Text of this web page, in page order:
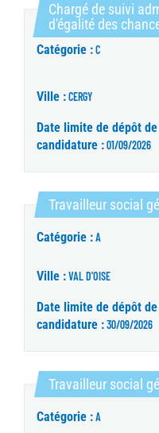
Chargé de suivi
d'égalité des
Catégorie :C
Ville :CERGY
Date limite de dépôt de
candidature :01/09/2026
Travailleur social
Catégorie :A
Ville :VAL D'OISE
Date limite de dépôt de
candidature :30/09/2026
Travailleur social
Catégorie :A